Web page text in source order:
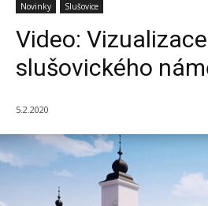
Novinky Slušovice
Video:
slušovického
5.2.2020